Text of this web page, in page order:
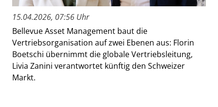
15.04.2026, 07:56 Uhr
Bellevue Asset Management baut die
Vertriebsorganisation auf zwei Ebenen aus: Florin
Boetschi übernimmt die globale Vertriebsleitung,
Livia Zanini verantwortet künftig den Schweizer
Markt.